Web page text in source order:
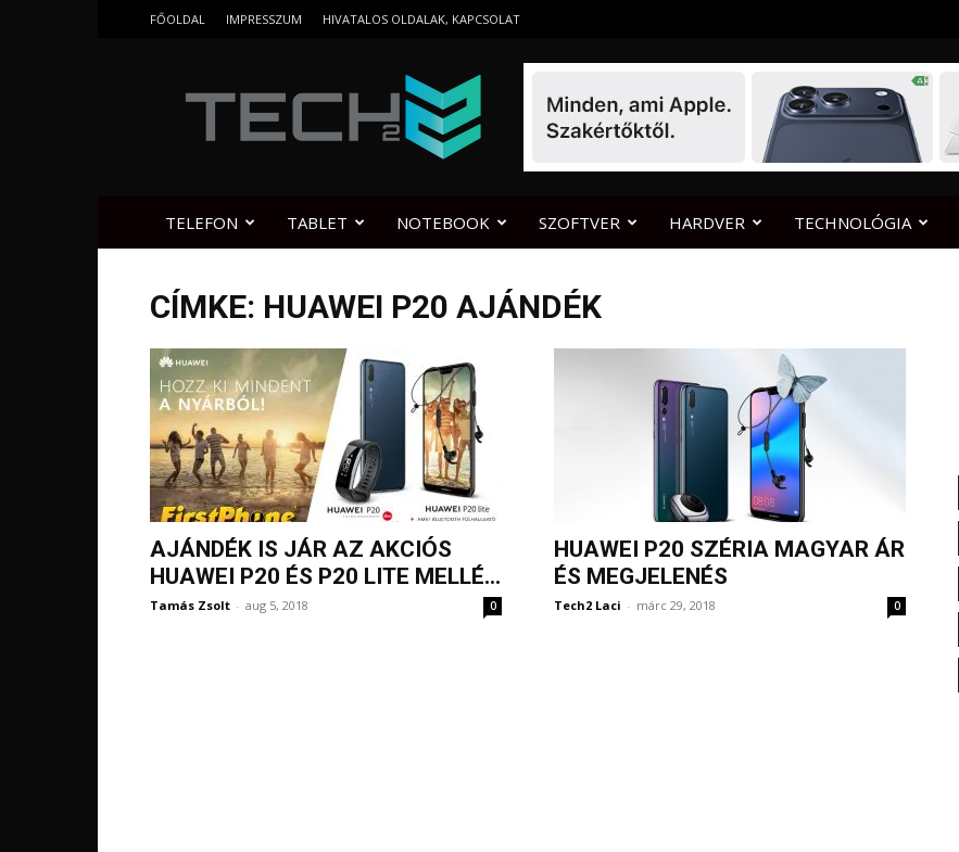
FŐOLDAL IMPRESSZUM HIVATALOS OLDALAK, KAPCSOLAT
TELEFON TABLET NOTEBOOK SZOFTVER HARDVER TECHNOLÓGIA
CÍMKE: HUAWEI P20 AJÁNDÉK
AJÁNDÉK IS JÁR AZ AKCIÓS
HUAWEI P20 ÉS P20 LITE MELLÉ...
Tamás Zsolt - aug 5, 2018 0
HUAWEI P20 SZÉRIA MAGYAR ÁR
ÉS MEGJELENÉS
Tech2 Laci - márc 29, 2018 0